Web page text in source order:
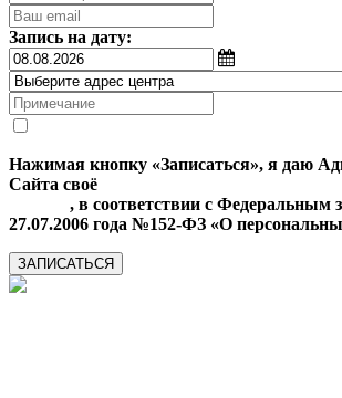
Запись на дату:
Нажимая кнопку «Записаться», я даю
Сайта своё
, в соответствии с Федеральным
27.07.2006 года №152-ФЗ «О
ЗАПИСАТЬСЯ